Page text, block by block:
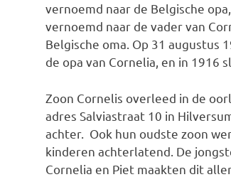
vernoemd naar de Belgische
vernoemd naar de vader van
Belgische oma. Op 31 augustus
de opa van Cornelia, en in 1916
Zoon Cornelis overleed in de
adres Salviastraat 10 in
achter. Ook hun oudste zoon
kinderen achterlatend. De
Cornelia en Piet maakten dit